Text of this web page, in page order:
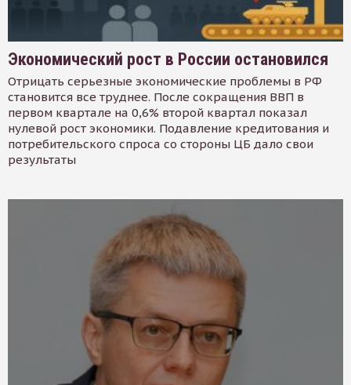
Экономический рост в России остановился
Отрицать серьезные экономические проблемы в РФ
становится все труднее. После сокращения ВВП в
первом квартале на 0,6% второй квартал показал
нулевой рост экономики. Подавление кредитования и
потребительского спроса со стороны ЦБ дало свои
результаты